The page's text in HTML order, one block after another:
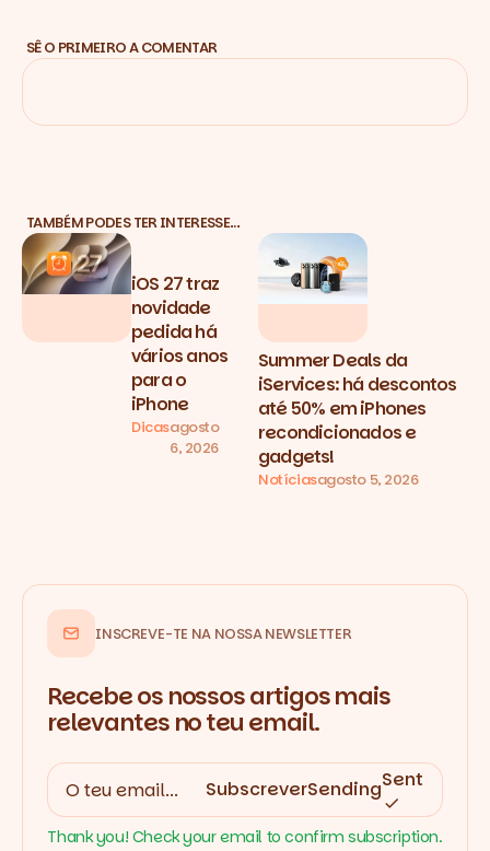
SÊ O PRIMEIRO A COMENTAR
TAMBÉM PODES TER INTERESSE…
iOS 27 traz
novidade
pedida há
vários anos
para o
iPhone
Dicasagosto
6, 2026
Summer Deals da
iServices: há descontos
até 50% em iPhones
recondicionados e
gadgets!
Notíciasagosto 5, 2026
INSCREVE-TE NA NOSSA NEWSLETTER
Recebe os nossos artigos mais
relevantes no teu email.
SubscreverSendingSent
Thank you! Check your email to confirm subscription.